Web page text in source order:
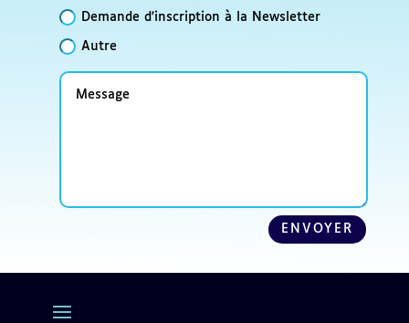
Demande d'inscription à la Newsletter
Autre
Message
ENVOYER